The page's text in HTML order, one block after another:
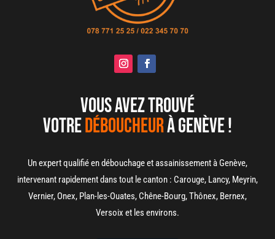
Vous avez trouvé
votredéboucheurà genève !
Un expert qualifié en débouchage et assainissement à Genève,
intervenant rapidement dans tout le canton : Carouge, Lancy, Meyrin,
Vernier, Onex, Plan-les-Ouates, Chêne-Bourg, Thônex, Bernex,
Versoix et les environs.